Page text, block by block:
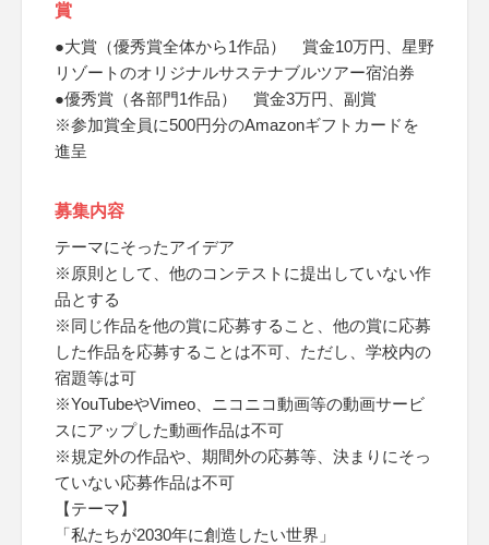
賞
●大賞（優秀賞全体から1作品） 賞金10万円、星野
リゾートのオリジナルサステナブルツアー宿泊券
●優秀賞（各部門1作品） 賞金3万円、副賞
※参加賞全員に500円分のAmazonギフトカードを
進呈
募集内容
テーマにそったアイデア
※原則として、他のコンテストに提出していない作
品とする
※同じ作品を他の賞に応募すること、他の賞に応募
した作品を応募することは不可、ただし、学校内の
宿題等は可
※YouTubeやVimeo、ニコニコ動画等の動画サービ
スにアップした動画作品は不可
※規定外の作品や、期間外の応募等、決まりにそっ
ていない応募作品は不可
【テーマ】
「私たちが2030年に創造したい世界」